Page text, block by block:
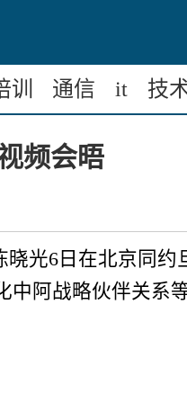
训 通信 it 技
频会晤
光6日在北京同
阿战略伙伴关系